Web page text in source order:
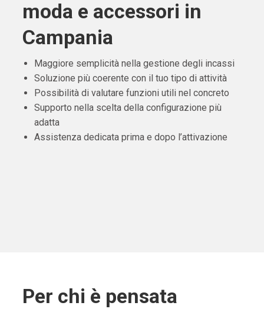
moda e accessori in
Campania
Maggiore semplicità nella gestione degli incassi
Soluzione più coerente con il tuo tipo di attività
Possibilità di valutare funzioni utili nel concreto
Supporto nella scelta della configurazione più
adatta
Assistenza dedicata prima e dopo l’attivazione
Per chi è pensata